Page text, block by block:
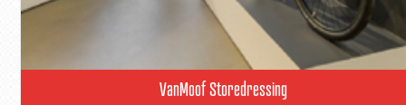
VanMoof Storedressing